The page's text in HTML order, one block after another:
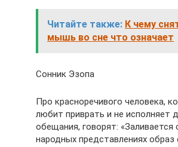
Читайте также: К чему
мышь во сне что означает
Сонник Эзопа
Про красноречивого человека,
любит приврать и не исполняет
обещания, говорят: «Заливается
народных представлениях образ